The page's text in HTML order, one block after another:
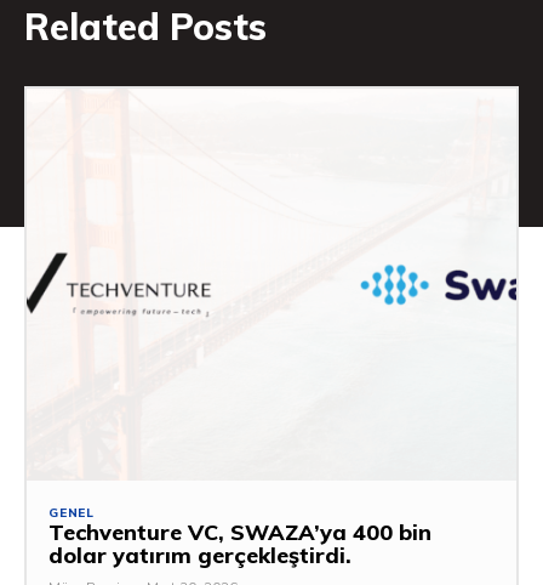
Related Posts
GENEL
Techventure VC, SWAZA’ya 400 bin
dolar yatırım gerçekleştirdi.